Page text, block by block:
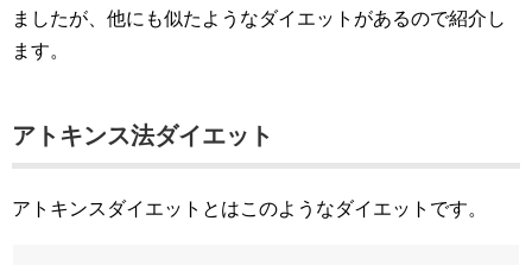
ましたが、他にも似たようなダイエットがあるので紹介し
ます。
アトキンス法ダイエット
アトキンスダイエットとはこのようなダイエットです。